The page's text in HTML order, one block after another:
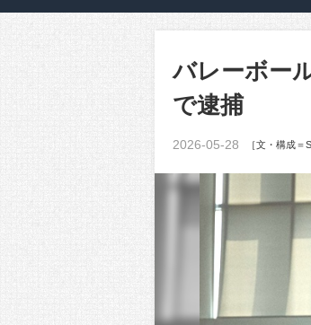
バレーボー
で逮捕
2026-05-28 ［文・構成＝